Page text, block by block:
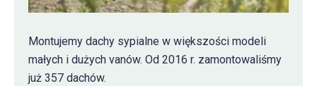
Montujemy dachy sypialne w większości modeli
małych i dużych vanów. Od 2016 r. zamontowaliśmy
już 357 dachów.